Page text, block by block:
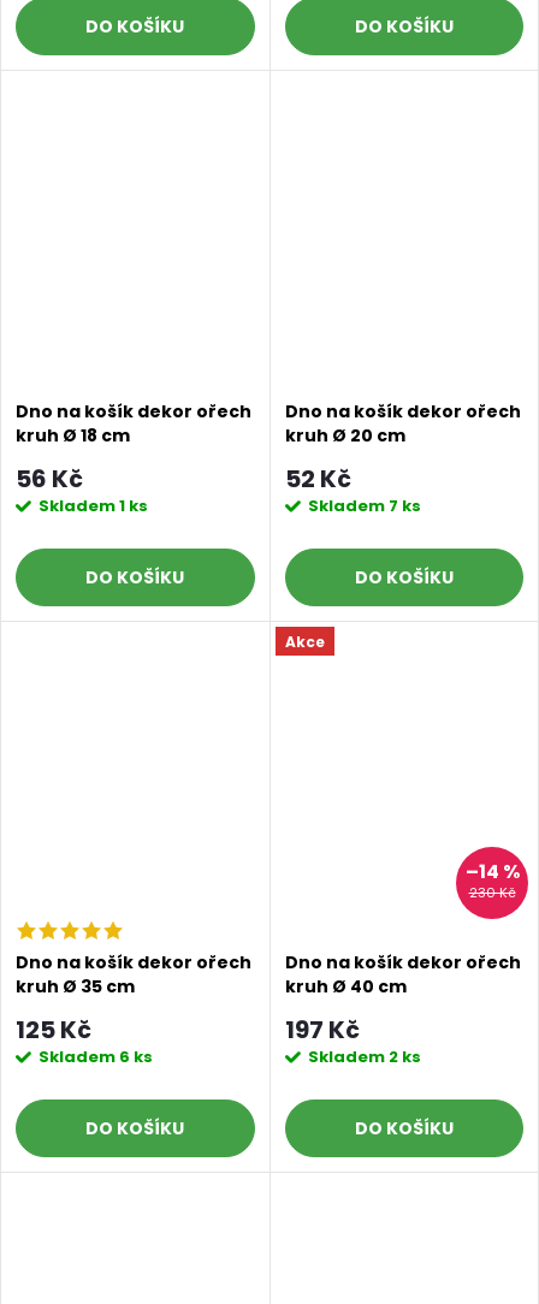
DO KOŠÍKU DO KOŠÍKU
Dno na košík dekor ořech
kruh Ø 18 cm
56 Kč
Skladem1 ks
DO KOŠÍKU
Dno na košík dekor ořech
kruh Ø 20 cm
52 Kč
Skladem 7 ks
DO KOŠÍKU
Dno na košík dekor ořech
kruh Ø 35 cm
125 Kč
Skladem 6 ks
DO KOŠÍKU
Akce
230 Kč
–14 %
Dno na košík dekor ořech
kruh Ø 40 cm
197 Kč
Skladem 2 ks
DO KOŠÍKU